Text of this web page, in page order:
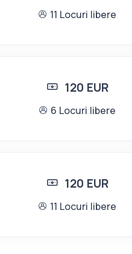
11 Locuri libere
120 EUR
6 Locuri libere
120 EUR
11 Locuri libere